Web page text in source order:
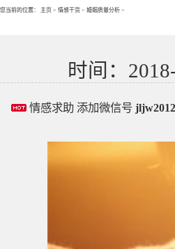
您当前的位置： 主页 > 情感干货 > 婚姻质量分析 >
时间：
情感求助 添加微信号 jljw2012